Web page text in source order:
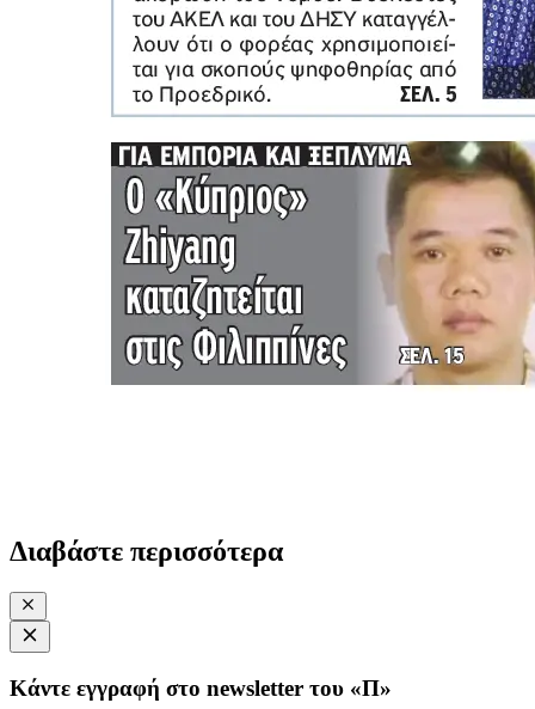
Διαβάστε περισσότερα
Κάντε εγγραφή στο newsletter του «Π»